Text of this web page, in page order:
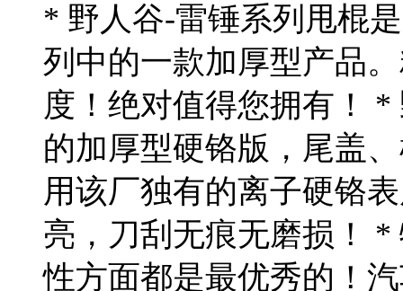
* 野人谷-雷锤系列甩棍
列中的一款加厚型产品
度！绝对值得您拥有！
的加厚型硬铬版，尾盖
用该厂独有的离子硬铬
亮，刀刮无痕无磨损！
性方面都是最优秀的！